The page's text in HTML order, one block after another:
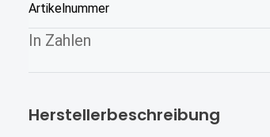
In Zahlen
Artikelnummer
Herstellerbeschreibung